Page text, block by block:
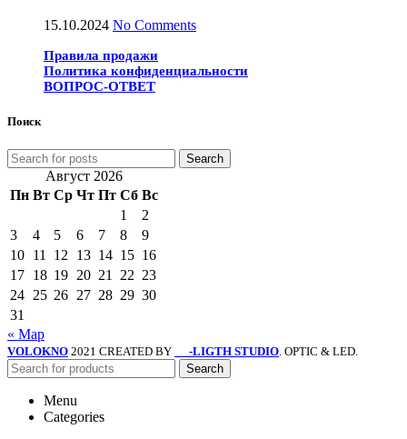
15.10.2024 No Comments
Правила продажи
Политика конфиденциальности
ВОПРОС-ОТВЕТ
Поиск
Search
Август 2026
Пн Вт Ср Чт Пт Сб Вс
1
2
3
4 5 6 7 8
9
10 11 12 13 14 15 16
17 18 19 20 21 22 23
24 25 26 27 28 29 30
31
« Мар
VOLOKNO 2021 CREATED BY -LIGTH STUDIO. OPTIC & LED.
Search
Menu
Categories